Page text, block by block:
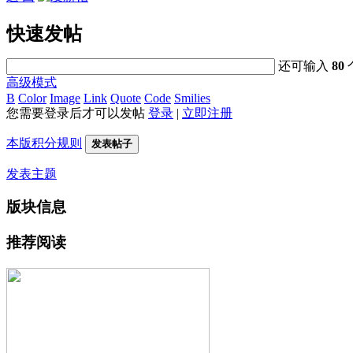
快速发帖
还可输入80
高级模式
B Color Image Link Quote Code Smilies
您需要登录后才可以发帖 登录 | 立即注册
本版积分规则 发表帖子
发表主题
版块信息
推荐阅读